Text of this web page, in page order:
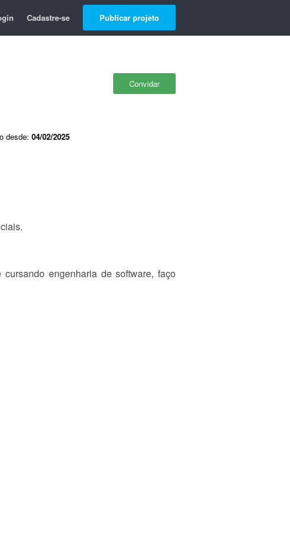
Cadastre-se Publicar projeto
Convidar
desde: 04/02/2025
engenharia de software, faço